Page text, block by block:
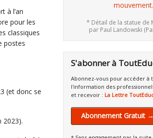
à l’an
pour les
classiques
postes
(et donc se
2023).
mouvement.
* Détail de la statue de
par Paul Landowski
S'abonner à
Abonnez-vous pour accéder à
l'information des
et recevoir : La Lettre
Abonnement Gratuit →